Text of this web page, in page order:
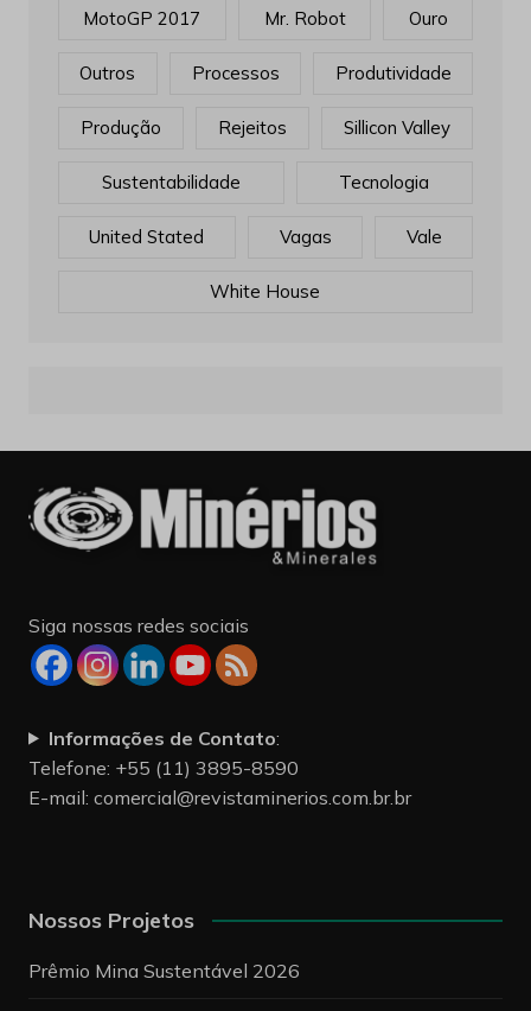
MotoGP 2017 Mr. Robot Ouro
Outros Processos Produtividade
Produção Rejeitos Sillicon Valley
Sustentabilidade Tecnologia
United Stated Vagas Vale
White House
Siga nossas redes sociais
Informações de Contato:
Telefone: +55 (11) 3895-8590
E-mail: comercial@revistaminerios.com.br.br
Nossos Projetos
Prêmio Mina Sustentável 2026